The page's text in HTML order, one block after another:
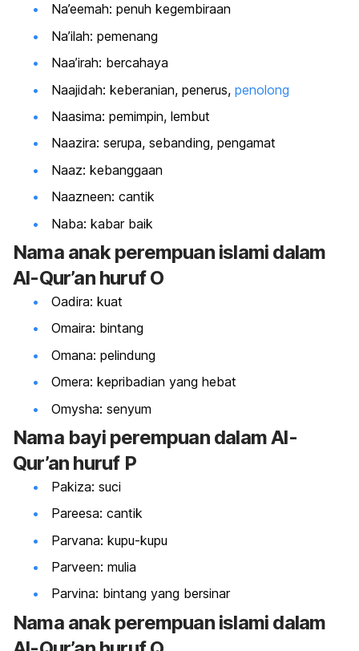
Na’eemah: penuh kegembiraan
Na’ilah: pemenang
Naa’irah: bercahaya
Naajidah: keberanian, penerus, penolong
Naasima: pemimpin, lembut
Naazira: serupa, sebanding, pengamat
Naaz: kebanggaan
Naazneen: cantik
Naba: kabar baik
Nama anak perempuan islami dalam
Al-Qur’an huruf O
Oadira: kuat
Omaira: bintang
Omana: pelindung
Omera: kepribadian yang hebat
Omysha: senyum
Nama bayi perempuan dalam Al-
Qur’an huruf P
Pakiza: suci
Pareesa: cantik
Parvana: kupu-kupu
Parveen: mulia
Parvina: bintang yang bersinar
Nama anak perempuan islami dalam